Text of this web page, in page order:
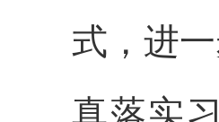
式，进
真落实